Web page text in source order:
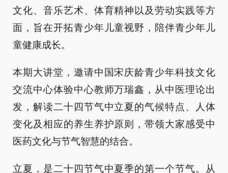
文化、音乐艺术、体育精神以及劳动实践等方
面，旨在开拓青少年儿童视野，陪伴青少年儿
童健康成长。
本期大讲堂，邀请中国宋庆龄青少年科技文化
交流中心体验中心教师万瑞鑫，从中医理论出
发，解读二十四节气中立夏的气候特点、人体
变化及相应的养生养护原则，带领大家感受中
医药文化与节气智慧的结合。
立夏，是二十四节气中夏季的第一个节气。从